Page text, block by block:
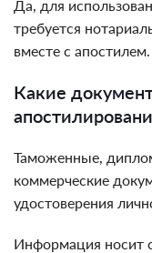
Да, для
требуется
вместе с апостилем.
Какие
Таможенные,
коммерческие
удостоверения
Информация носит